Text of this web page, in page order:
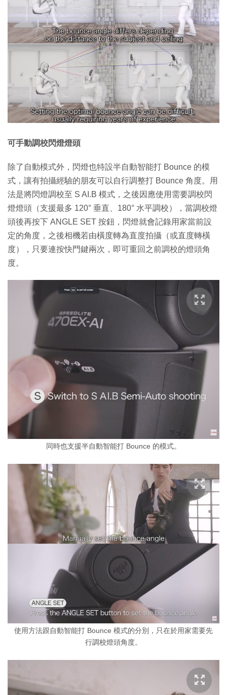
可手動調校閃燈燈頭
除了自動模式外，閃燈也特設半自動智能打 Bounce 的模
式，讓有拍攝經驗的朋友可以自行調整打 Bounce 角度。用
法是將閃燈調校至 S AI.B 模式，之後因應使用需要調校閃
燈燈頭（支援最多 120° 垂直、180° 水平調校），當調校燈
頭後再按下 ANGLE SET 按鈕，閃燈就會記錄用家當前設
定的角度，之後相機若由橫度轉為直度拍攝（或直度轉橫
度），只要連按快門鍵兩次，即可重回之前調校的燈頭角
度。
同時也支援半自動智能打 Bounce 的模式。
使用方法跟自動智能打 Bounce 模式的分別，只在於用家需要先
行調校燈頭角度。